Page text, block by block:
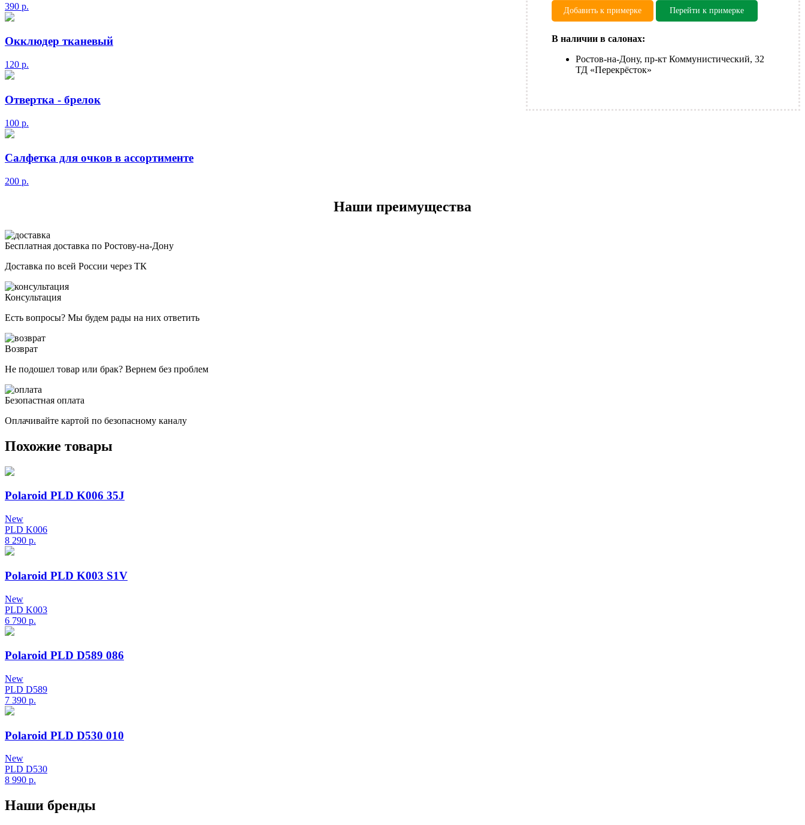
Добавить к примерке Перейти к примерке
В наличии в салонах:
Ростов-на-Дону, пр-кт Коммунистический, 32
ТД «Перекрёсток»
390 р.
Окклюдер тканевый
120 р.
Отвертка - брелок
100 р.
Салфетка для очков в ассортименте
200 р.
Наши преимущества
Бесплатная доставка по Ростову-на-Дону
Доставка по всей России через ТК
Консультация
Есть вопросы? Мы будем рады на них ответить
Возврат
Не подошел товар или брак? Вернем без проблем
Безопастная оплата
Оплачивайте картой по безопасному каналу
Похожие товары
Polaroid PLD K006 35J
New
PLD K006
8 290 р.
Polaroid PLD K003 S1V
New
PLD K003
6 790 р.
Polaroid PLD D589 086
New
PLD D589
7 390 р.
Polaroid PLD D530 010
New
PLD D530
8 990 р.
Наши бренды